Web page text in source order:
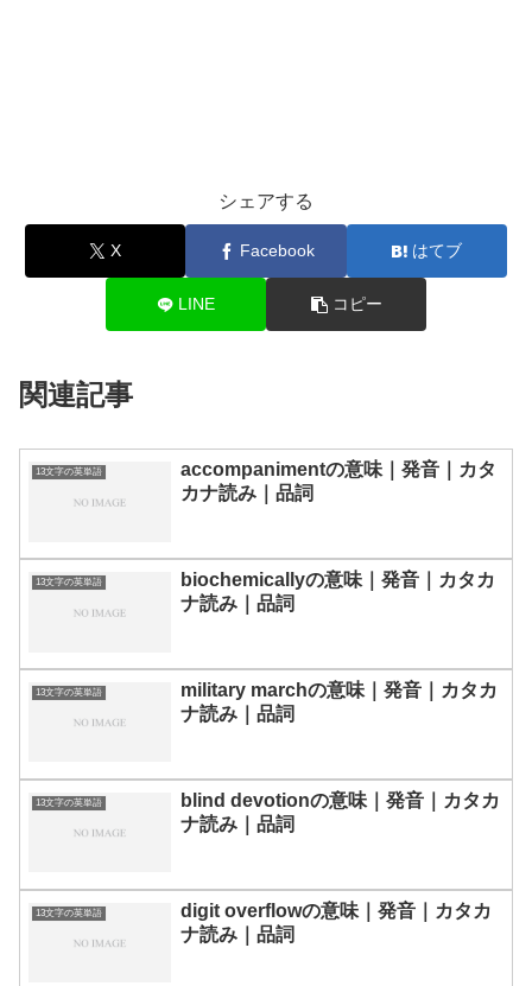
シェアする
X Facebook はてブ
LINE コピー
関連記事
13文字の英単語
accompanimentの意味｜発音｜カタ
カナ読み｜品詞
13文字の英単語
biochemicallyの意味｜発音｜カタカ
ナ読み｜品詞
13文字の英単語
military marchの意味｜発音｜カタカ
ナ読み｜品詞
13文字の英単語
blind devotionの意味｜発音｜カタカ
ナ読み｜品詞
13文字の英単語
digit overflowの意味｜発音｜カタカ
ナ読み｜品詞